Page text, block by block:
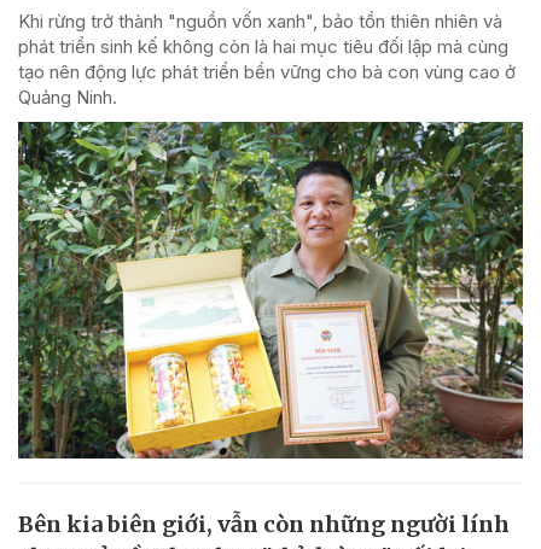
Khi rừng trở thành "nguồn vốn xanh", bảo tồn thiên nhiên và
phát triển sinh kế không còn là hai mục tiêu đối lập mà cùng
tạo nên động lực phát triển bền vững cho bà con vùng cao ở
Quảng Ninh.
Bên kia biên giới, vẫn còn những người lính